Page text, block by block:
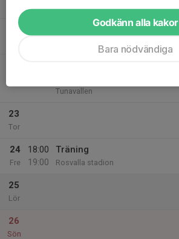
20:00
Rosvalla stadion
21
Tunavallen
23
Tor
24
Fre
18:00
19:00
Träning
Rosvalla stadion
25
Lör
26
Sön
Godkänn alla kakor
Bara nödvändiga